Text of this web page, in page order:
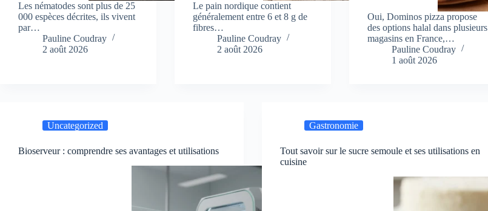
Les nématodes sont plus de 25
000 espèces décrites, ils vivent
par…
Pauline Coudray
2 août 2026
Le pain nordique contient
généralement entre 6 et 8 g de
fibres…
Pauline Coudray
2 août 2026
Oui, Dominos pizza propose
des options halal dans plusieurs
magasins en France,…
Pauline Coudray
1 août 2026
Uncategorized
Bioserveur : comprendre ses avantages et utilisations
Gastronomie
Tout savoir sur le sucre semoule et ses utilisations en
cuisine